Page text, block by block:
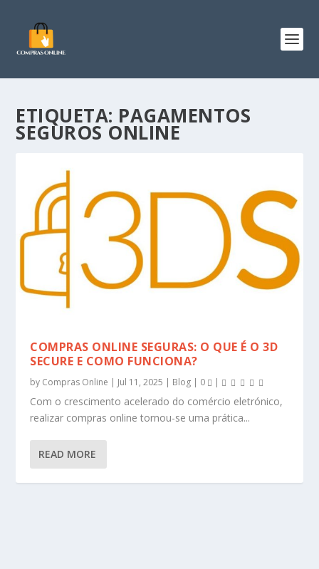
ETIQUETA: PAGAMENTOS
SEGUROS ONLINE
COMPRAS ONLINE SEGURAS: O QUE É O 3D
SECURE E COMO FUNCIONA?
by Compras Online | Jul 11, 2025 | Blog | 0 |
Com o crescimento acelerado do comércio eletrónico,
realizar compras online tornou-se uma prática...
READ MORE